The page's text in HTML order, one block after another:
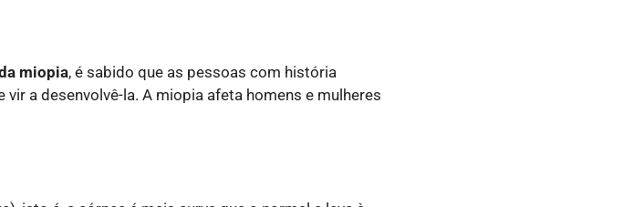
miopia, é sabido que as pessoas com história
a desenvolvê-la. A miopia afeta homens e mulheres